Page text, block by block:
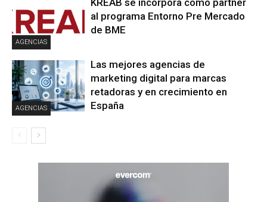
AGENCIAS
KREAB se incorpora como partner
al programa Entorno Pre Mercado
de BME
AGENCIAS
Las mejores agencias de
marketing digital para marcas
retadoras y en crecimiento en
España